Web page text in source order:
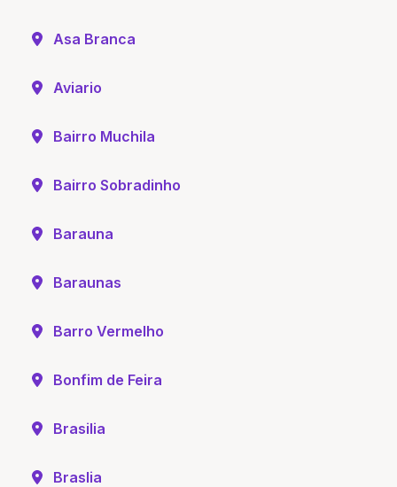
Asa Branca
Aviario
Bairro Muchila
Bairro Sobradinho
Barauna
Baraunas
Barro Vermelho
Bonfim de Feira
Brasilia
Braslia